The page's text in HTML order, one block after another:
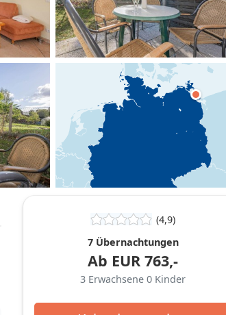
(4,9)
7 Übernachtungen
Ab EUR 763,-
3 Erwachsene 0 Kinder